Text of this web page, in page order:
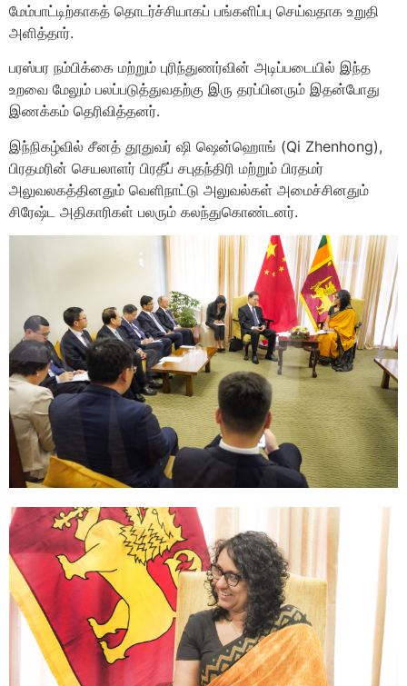
மேம்பாட்டிற்காகத் தொடர்ச்சியாகப் பங்களிப்பு செய்வதாக உறுதி
அளித்தார்.
பரஸ்பர நம்பிக்கை மற்றும் புரிந்துணர்வின் அடிப்படையில் இந்த
உறவை மேலும் பலப்படுத்துவதற்கு இரு தரப்பினரும் இதன்போது
இணக்கம் தெரிவித்தனர்.
இந்நிகழ்வில் சீனத் தூதுவர் ஷி ஷென்ஹொங் (Qi Zhenhong),
பிரதமரின் செயலாளர் பிரதீப் சபுதந்திரி மற்றும் பிரதமர்
அலுவலகத்தினதும் வெளிநாட்டு அலுவல்கள் அமைச்சினதும்
சிரேஷ்ட அதிகாரிகள் பலரும் கலந்துகொண்டனர்.